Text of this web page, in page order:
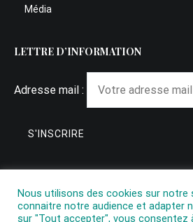
Média
LETTRE D’INFORMATION
Adresse mail :
Nous utilisons des cookies sur notre
connaitre notre audience et adapter
sur "Tout accepter", vous consentez